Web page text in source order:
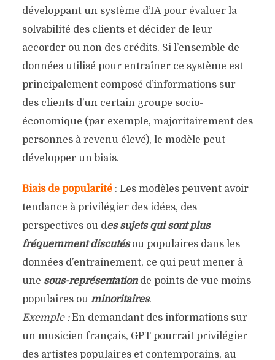
développant un système d’IA pour évaluer la
solvabilité des clients et décider de leur
accorder ou non des crédits. Si l’ensemble de
données utilisé pour entraîner ce système est
principalement composé d’informations sur
des clients d’un certain groupe socio-
économique (par exemple, majoritairement des
personnes à revenu élevé), le modèle peut
développer un biais.
Biais de popularité: Les modèles peuvent avoir
tendance à privilégier des idées, des
perspectives ou d es sujets qui sont plus
fréquemment discutésou populaires dans les
données d’entraînement, ce qui peut mener à
une sous-représentationde points de vue moins
populaires ou minoritaires.
Exemple :En demandant des informations sur
un musicien français, GPT pourrait privilégier
des artistes populaires et contemporains, au